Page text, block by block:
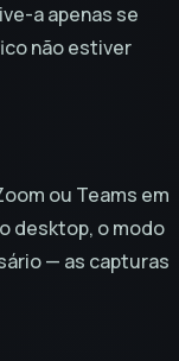
a apenas se
não estiver
ou Teams em
desktop, o modo
— as capturas